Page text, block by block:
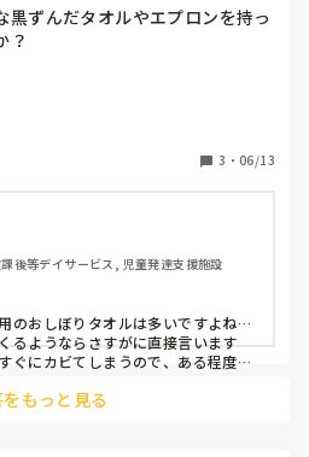
語も増えて元気いっぱいの姿を見せ
黒ずんだタオルやエプロンを持っ
？
載したのですが、気づいてほしい
いな子。
3 ・ 06/13
後等デイサービス, 児童発達支援施設
のおしぼりタオルは多いですよね…
るようならさすがに直接言います
ぐにカビてしまうので、ある程度は
うし…
もっと見る